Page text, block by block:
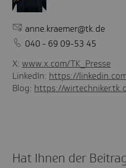
anne.kraemer@tk.de
040 - 69 09-53 45
X: www.x.com/TK_Presse
LinkedIn: https://
Blog: https://
Hat Ihnen der